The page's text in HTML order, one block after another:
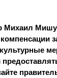
Михаил